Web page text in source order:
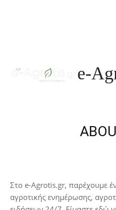
e-
Στο e-Agrotis.gr, παρέχουμε
αγροτικής ενημέρωσης,